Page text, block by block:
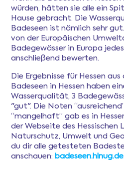
FAQ
würden, hätten sie alle ein
Hause gebracht. Die
Badeseen ist nämlich sehr
von der Europäischen
Badegewässer in Europa
anschließend bewerten.
Die Ergebnisse für Hessen
Badeseen in Hessen haben
Wasserqualität, 3
"gut". Die Noten
“mangelhaft” gab es in
der Webseite des Hessischen
Naturschutz, Umwelt und
du dir alle getesteten
anschauen: badeseen.hlnug.de